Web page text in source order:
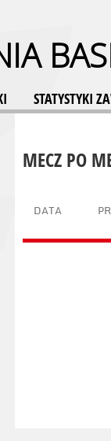
STATYSTYKI
MECZ PO
DATA